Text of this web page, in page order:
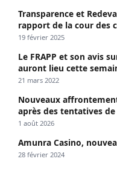
Transparence et
rapport de la cour des
19 février 2025
Le FRAPP et son avis
auront lieu cette
21 mars 2022
Nouveaux
après des tentatives de
1 août 2026
Amunra Casino,
28 février 2024